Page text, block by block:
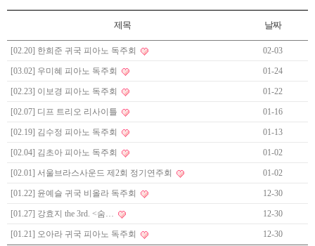
제목 날짜
[02.20] 한희준 귀국 피아노 독주회 02-03
[03.02] 우미혜 피아노 독주회 01-24
[02.23] 이보경 피아노 독주회 01-22
[02.07] 디프 트리오 리사이틀 01-16
[02.19] 김수정 피아노 독주회 01-13
[02.04] 김초아 피아노 독주회 01-02
[02.01] 서울브라스사운드 제2회 정기연주회 01-02
[01.22] 윤예슬 귀국 비올라 독주회 12-30
[01.27] 강효지 the 3rd. <숨… 12-30
[01.21] 오아라 귀국 피아노 독주회 12-30